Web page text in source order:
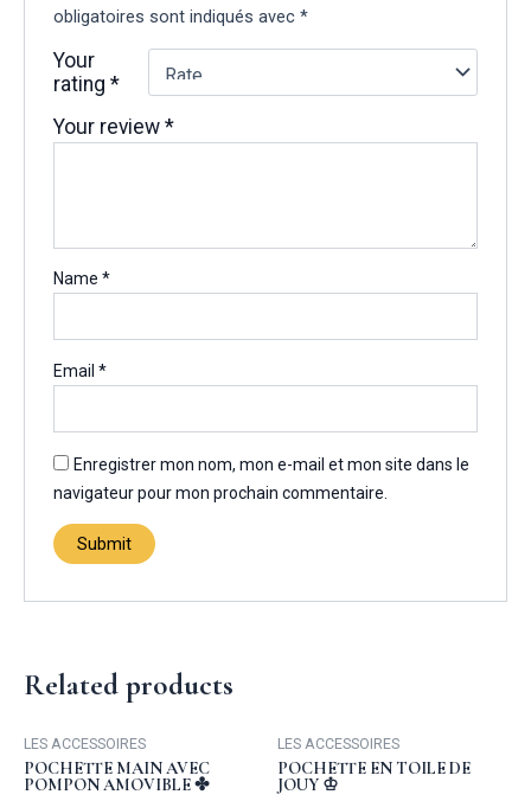
obligatoires sont indiqués avec*
Your
rating*
Your review*
Name*
Email*
Enregistrer mon nom, mon e-mail et mon site dans le
navigateur pour mon prochain commentaire.
Related products
LES ACCESSOIRES
POCHETTE MAIN AVEC
POMPON AMOVIBLE ✤
LES ACCESSOIRES
POCHETTE EN TOILE DE
JOUY ♔